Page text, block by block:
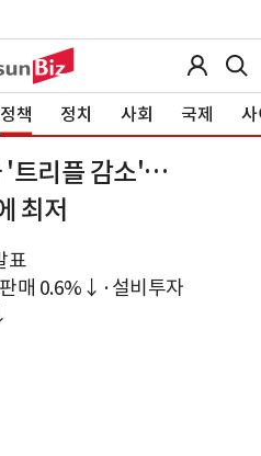
정책 정치 사회 국제 사
'트리플 감소'…
최저
표
매 0.6%↓·설비투자